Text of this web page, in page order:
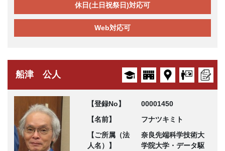
休日(土日祝祭日)対応可
Web対応可
船津 公人
【登録No】
00001450
【名前】
フナツキミト
【ご所属（法
人名）】
奈良先端科学技術大
学院大学・データ駆